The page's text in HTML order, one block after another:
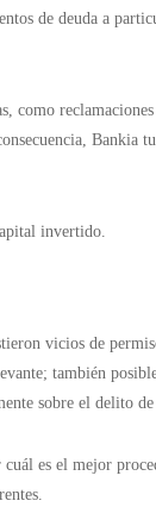
de deuda a
como
Bankia
invertido.
vicios de
también
sobre el delito de
cuál es el mejor